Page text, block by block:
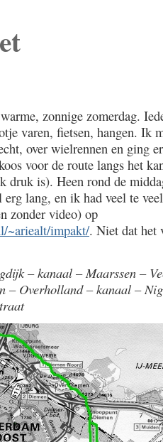
zonnige zomerdag.
varen, fietsen, hangen. Ik
over wielrennen en ging
voor de route langs het
druk is). Heen rond de
erg lang, en ik had veel te
zonder video) op
~ariealt/impakt/. Niet dat het
– kanaal – Maarssen –
– Overholland – kanaal –